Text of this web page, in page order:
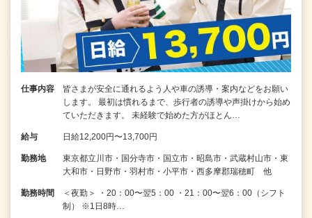
仕事内容
皆さまが安全に通れるよう人や車の誘導・案内などをお願い
します。 最初は慣れるまで、歩行者の誘導や声掛けから始め
ていただきます。 未経験で始めた方がほとん…
給与 日給12,200円〜13,700円
勤務地
東京都立川市・国分寺市・国立市・昭島市・武蔵村山市・東
大和市・日野市・羽村市・小平市・西多摩郡瑞穂町 他
勤務時間
＜夜勤＞ ・20：00〜翌5：00 ・21：00〜翌6：00（シフト
制） ※1日8時…